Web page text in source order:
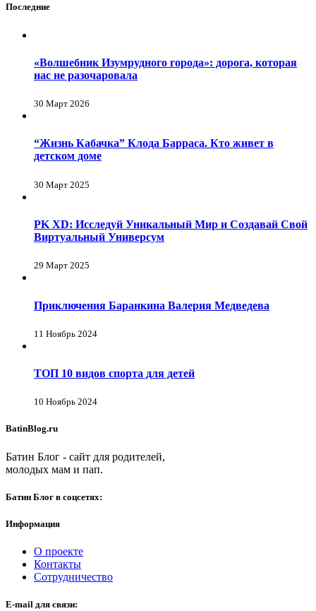
Последние
«Волшебник Изумрудного города»: дорога, которая
нас не разочаровала
30 Март 2026
“Жизнь Кабачка” Клода Барраса. Кто живет в
детском доме
30 Март 2025
PK XD: Исследуй Уникальный Мир и Создавай Свой
Виртуальный Универсум
29 Март 2025
Приключения Баранкина Валерия Медведева
11 Ноябрь 2024
ТОП 10 видов спорта для детей
10 Ноябрь 2024
BatinBlog.ru
Батин Блог - сайт для родителей,
молодых мам и пап.
Батин Блог в соцсетях:
Информация
О проекте
Контакты
Сотрудничество
E-mail для связи: